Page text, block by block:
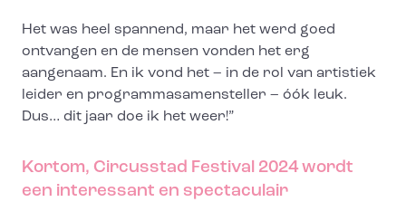
Het was heel spannend, maar het werd goed
ontvangen en de mensen vonden het erg
aangenaam. En ik vond het – in de rol van artistiek
leider en programmasamensteller – óók leuk.
Dus… dit jaar doe ik het weer!”
Kortom, Circusstad Festival 2024 wordt
een interessant en spectaculair